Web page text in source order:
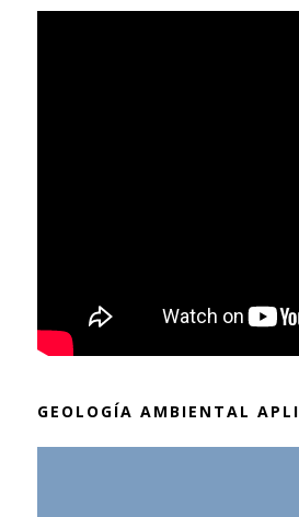
GEOLOGÍA AMBIENTAL